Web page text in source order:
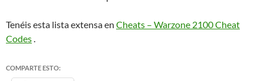
Tenéis esta lista extensa en Cheats – Warzone 2100 Cheat
Codes.
COMPARTE ESTO: